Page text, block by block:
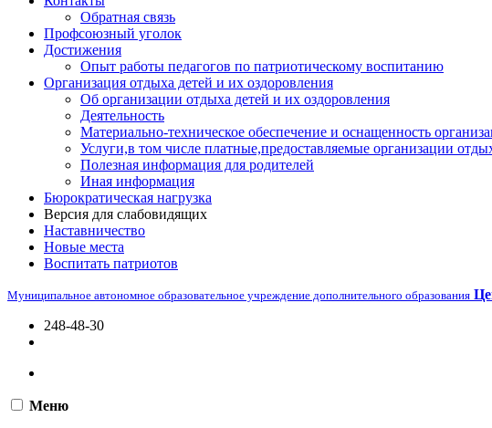
Обратная связь
Профсоюзный уголок
Достижения
Опыт работы педагогов по патриотическому воспитанию
Организация отдыха детей и их оздоровления
Об организации отдыха детей и их оздоровления
Деятельность
Материально-техническое обеспечение и оснащенность
Услуги,в том числе платные,предоставляемые организации
Полезная информация для родителей
Иная информация
Бюрократическая нагрузка
Версия для слабовидящих
Наставничество
Новые места
Воспитать патриотов
Муниципальное автономное образовательное учреждение дополнительного образования
248-48-30
Меню